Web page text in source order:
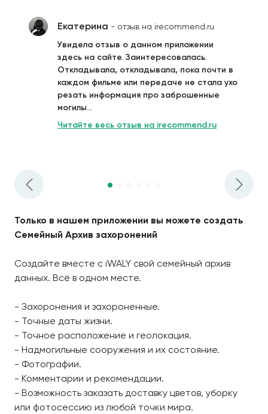
Екатерина - отзыв на irecommend.ru
Увидела отзыв о данном приложении
здесь на сайте. Заинтересовалась.
Откладывала, откладывала, пока почти в
каждом фильме или передаче не стала ухо
резать информация про заброшенные
могилы...
Читайте весь отзыв на irecommend.ru
Только в нашем приложении вы можете создать
Семейный Архив захоронений
Создайте вместе с iWALY свой семейный архив
данных. Всё в одном месте.
- Захоронения и захороненные.
- Точные даты жизни.
- Точное расположение и геолокация.
- Надмогильные сооружения и их состояние.
- Фотографии.
- Комментарии и рекомендации.
- Возможность заказать доставку цветов, уборку
или фотосессию из любой точки мира.